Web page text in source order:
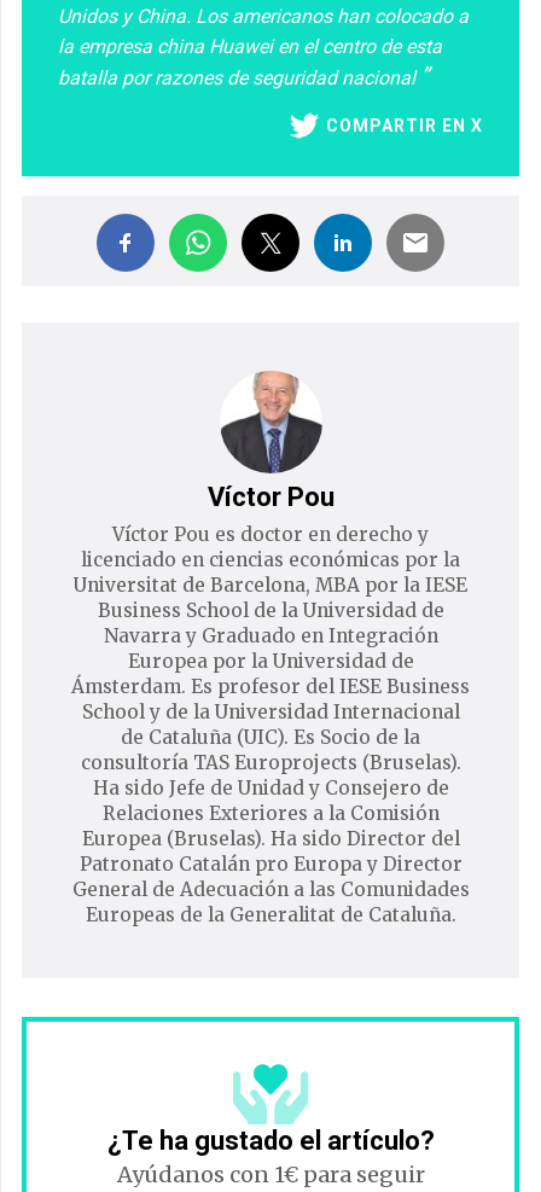
Unidos y China. Los americanos han colocado a
la empresa china Huawei en el centro de esta
batalla por razones de seguridad nacional
COMPARTIR EN X
Víctor Pou
Víctor Pou es doctor en derecho y
licenciado en ciencias económicas por la
Universitat de Barcelona, MBA por la IESE
Business School de la Universidad de
Navarra y Graduado en Integración
Europea por la Universidad de
Ámsterdam. Es profesor del IESE Business
School y de la Universidad Internacional
de Cataluña (UIC). Es Socio de la
consultoría TAS Europrojects (Bruselas).
Ha sido Jefe de Unidad y Consejero de
Relaciones Exteriores a la Comisión
Europea (Bruselas). Ha sido Director del
Patronato Catalán pro Europa y Director
General de Adecuación a las Comunidades
Europeas de la Generalitat de Cataluña.
¿Te ha gustado el artículo?
Ayúdanos con 1€ para seguir